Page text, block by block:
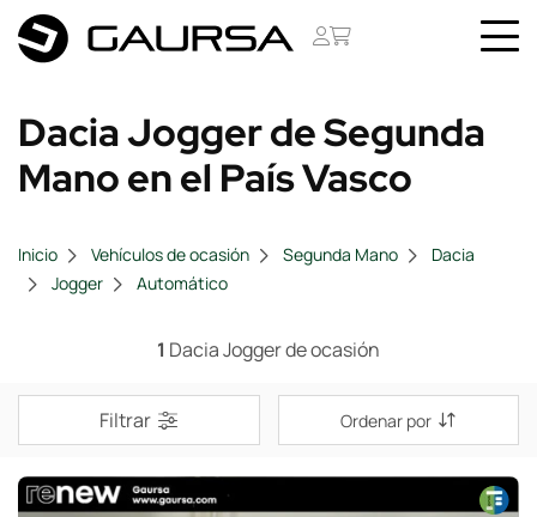
Dacia Jogger de Segunda
Mano en el País Vasco
Inicio Vehículos de ocasión Segunda Mano
Dacia
Jogger
Automático
1 Dacia Jogger de ocasión
Filtrar Ordenar por